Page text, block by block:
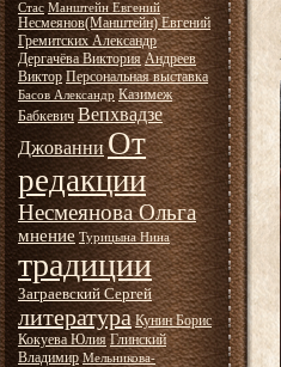
Стас Манштейн Евгений
Несмеянов(Манштейн) Евгений
Гремитских Александр
Дергачёва Виктория Андреев
Виктор Персональная выставка
Басов Александр Казимеж
Бабкевич Вепхвадзе
Джованни От
редакции
Несмеянова Ольга
мнение Турицына Нина
традиции
Заграевский Сергей
литература Кунин Борис
Кокуева Юлия Глинский
Владимир Мельникова-